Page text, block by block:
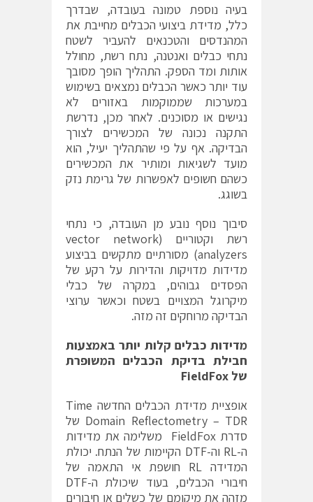
בעיה נוספת טמונה בעובדה, שבדרך
כלל, מדידת ביצועי הכבלים מחייבת את
המהנדסים והטכנאים להעביר לשטח
נתחי כבלים ואנטנה, נתח רשת, מחולל
אותות ומד הספק. התהליך הופך מסובך
עוד יותר כאשר הכבלים נמצאים בשימוש
במערכות שממוקמות באזורים לא
נגישים או מסוכנים. לאחר מכן, נדרשת
התקנה נכונה של המכשירים לצורך
הבדיקה. אף על פי שהתהליך יעיל, הוא
מועד לשגיאות ומותיר את המכשירים
כשהם חשופים לאפשרות של גרימת נזק
בשוגג.
סיבוך נוסף נובע מן העובדה, כי נתחי
רשת וקטוריים (vector network
analyzers) מסורתיים מתקשים בביצוע
מדידות מדויקות והדירות על רקע של
הפסדים גבוהים, במקרה של כבלי
מיקרוגל המצויים בשטח וכאשר ערוצי
הבדיקה מרוחקים זה מזה.
מדידות כבלים קלות יותר באמצעות
חבילת בדיקת הכבלים המשופרת
של FieldFox
אופציית מדידת הכבלים החדשה Time
Domain Reflectometry – TDR של
סדרת FieldFox משלימה את מדידות
ה-RL וה-DTF הקיימות של הנתח. יכולת
המדידה RL חושפת אי התאמה של
חיבורי הכבלים, בעוד שיכולת ה-DTF
מזהה את מיקומם של כשלים או חיבורים